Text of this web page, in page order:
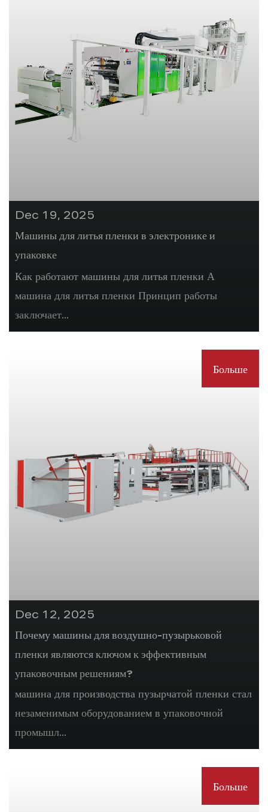
Dec 19, 2025
Машины для литья пленки в электронике и
упаковке
Как работают машины для литья пленки А
машина для литья пленки Принцип работы
заключает...
Больше
Dec 12, 2025
Почему машины для воздушно-пузырьковой
пленки являются ключом к эффективным
упаковочным решениям?
машина для производства пузырчатой пленки стал
незаменимым оборудованием в упаковочной
промышл...
Больше